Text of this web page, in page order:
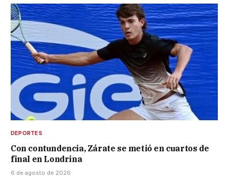
DEPORTES
Con contundencia, Zárate se metió en cuartos de
final en Londrina
6 de agosto de 2026